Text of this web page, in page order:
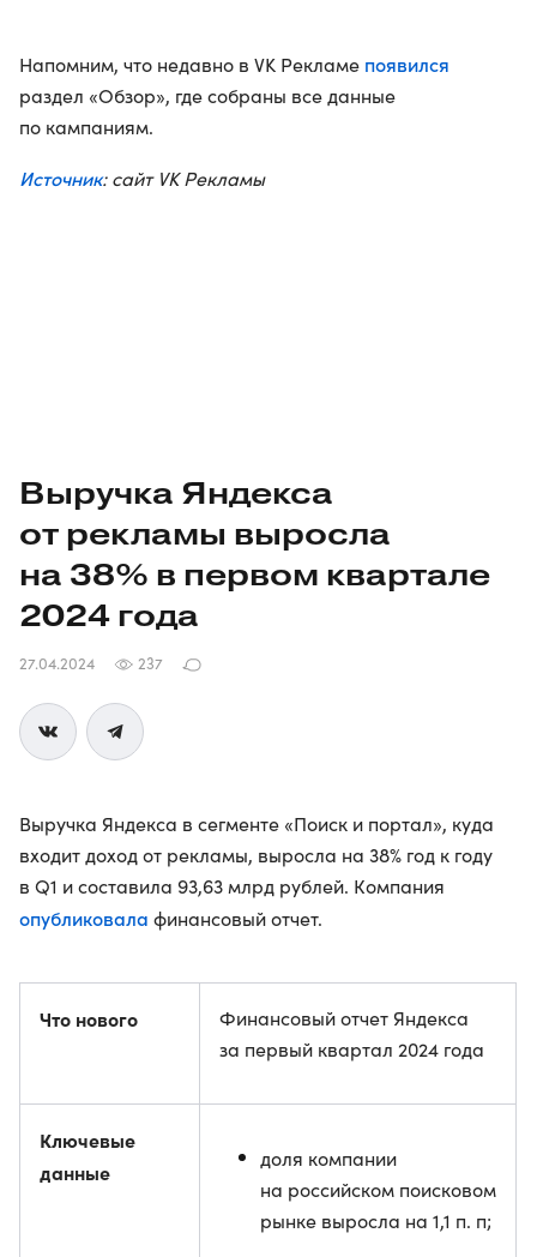
Напомним, что недавно в VK Рекламе появился
раздел «Обзор», где собраны все данные
по кампаниям.
Источник: сайт VK Рекламы
Выручка Яндекса
от рекламы выросла
на 38% в первом квартале
2024 года
27.04.2024 237
Выручка Яндекса в сегменте «Поиск и портал», куда
входит доход от рекламы, выросла на 38% год к году
в Q1 и составила 93,63 млрд рублей. Компания
опубликовала финансовый отчет.
Что нового
Финансовый отчет Яндекса
за первый квартал 2024 года
Ключевые
данные
доля компании
на российском поисковом
рынке выросла на 1,1 п. п;